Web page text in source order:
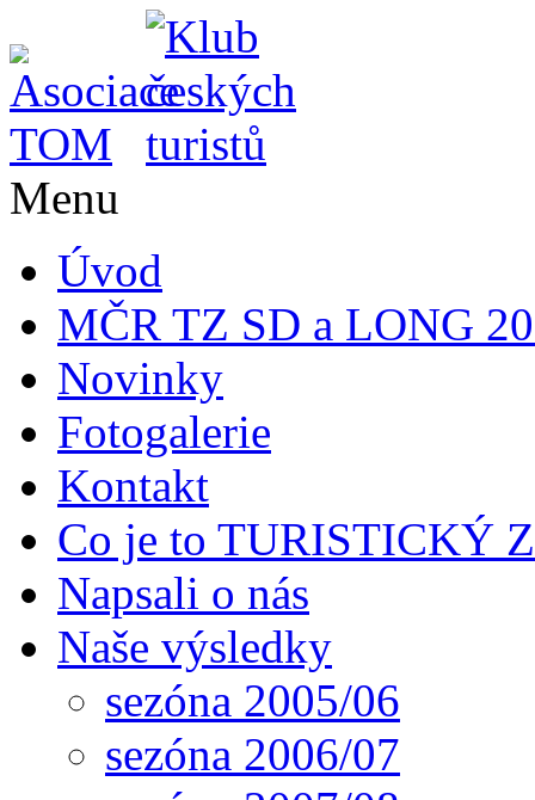
Menu
Úvod
MČR TZ SD a LONG
Novinky
Fotogalerie
Kontakt
Co je to TURISTICKÝ
Napsali o nás
Naše výsledky
sezóna 2005/06
sezóna 2006/07